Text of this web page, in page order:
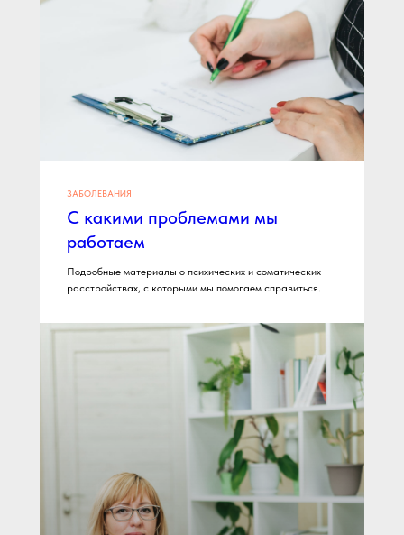
ЗАБОЛЕВАНИЯ
С какими проблемами мы
работаем
Подробные материалы о психических и соматических
расстройствах, с которыми мы помогаем справиться.
Нажимая на кнопку, вы даете согласие на
работку персональных данных
Или позвоните нам:
+7 812 507 60 22